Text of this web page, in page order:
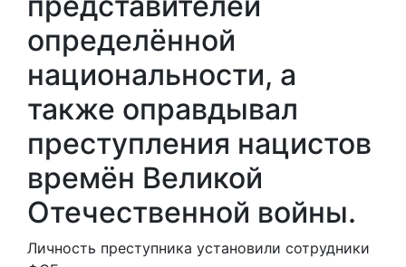
определённой
национальности, а
также оправдывал
преступления нацистов
времён Великой
Отечественной войны.
Личность преступника установили сотрудники